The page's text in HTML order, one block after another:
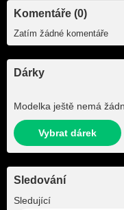
Komentáře (0)
Zatím žádné komentáře
Dárky
Modelka ještě nemá
Vybrat dárek
Sledování
Sledující